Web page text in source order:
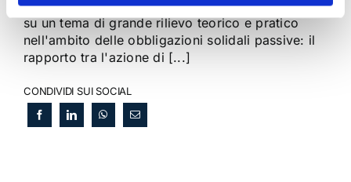
Corte di Cassazione offre l'occasione per tornare
su un tema di grande rilievo teorico e pratico
nell'ambito delle obbligazioni solidali passive: il
rapporto tra l'azione di [...]
CONDIVIDI SUI SOCIAL